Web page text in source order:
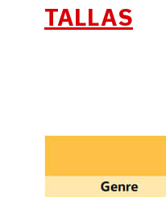
TALLAS